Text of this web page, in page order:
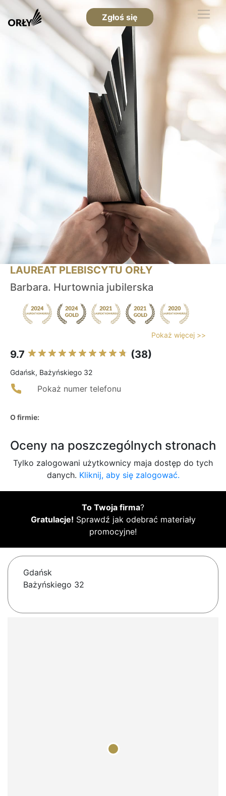
Zgłoś się
LAUREAT PLEBISCYTU ORŁY
Barbara. Hurtownia jubilerska
Pokaż więcej >>
9.7 (38)
Gdańsk, Bażyńskiego 32
Pokaż numer telefonu
O firmie:
Oceny na poszczególnych stronach
Tylko zalogowani użytkownicy maja dostęp do tych
danych. Kliknij, aby się zalogować.
To Twoja firma?
Gratulacje! Sprawdź jak odebrać materiały
promocyjne!
Gdańsk
Bażyńskiego 32